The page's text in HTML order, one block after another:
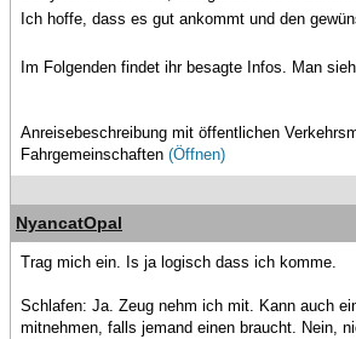
Ich hoffe, dass es gut ankommt und den
Im Folgenden findet ihr besagte Infos. Man
Anreisebeschreibung mit öffentlichen
Fahrgemeinschaften (Öffnen)
NyancatOpal
Trag mich ein. Is ja logisch dass ich komme.
Schlafen: Ja. Zeug nehm ich mit. Kann auch
mitnehmen, falls jemand einen braucht. Nein,